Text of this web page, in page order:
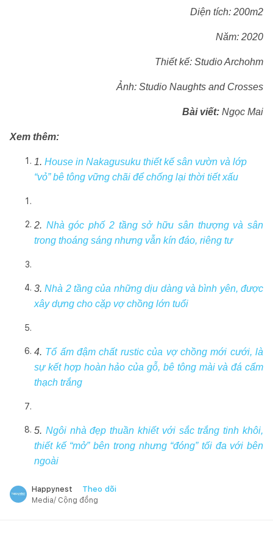
Diện tích: 200m2
Năm: 2020
Thiết kế: Studio Archohm
Ảnh: Studio Naughts and Crosses
Bài viết: Ngọc Mai
Xem thêm:
1. House in Nakagusuku thiết kế sân vườn và lớp
“vỏ” bê tông vững chãi để chống lại thời tiết xấu
2. Nhà góc phố 2 tầng sở hữu sân thượng và sân
trong thoáng sáng nhưng vẫn kín đáo, riêng tư
3.Nhà 2 tầng của những dịu dàng và bình yên, được
xây dựng cho cặp vợ chồng lớn tuổi
4. Tổ ấm đậm chất rustic của vợ chồng mới cưới, là
sự kết hợp hoàn hảo của gỗ, bê tông mài và đá cẩm
thạch trắng
5. Ngôi nhà đẹp thuần khiết với sắc trắng tinh khôi,
thiết kế “mở” bên trong nhưng “đóng” tối đa với bên
ngoài
Happynest Theo dõi
Media/ Cộng đồng